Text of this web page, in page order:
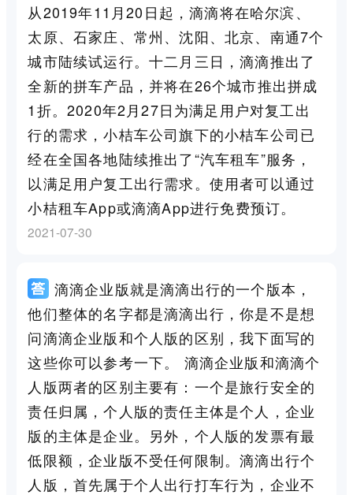
从2019年11月20日起，滴滴将在哈尔滨、
太原、石家庄、常州、沈阳、北京、南通7个
城市陆续试运行。十二月三日，滴滴推出了
全新的拼车产品，并将在26个城市推出拼成
1折。2020年2月27日为满足用户对复工出
行的需求，小桔车公司旗下的小桔车公司已
经在全国各地陆续推出了“汽车租车”服务，
以满足用户复工出行需求。使用者可以通过
小桔租车App或滴滴App进行免费预订。
2021-07-30
滴滴企业版就是滴滴出行的一个版本，
他们整体的名字都是滴滴出行，你是不是想
问滴滴企业版和个人版的区别，我下面写的
这些你可以参考一下。 滴滴企业版和滴滴个
人版两者的区别主要有：一个是旅行安全的
责任归属，个人版的责任主体是个人，企业
版的主体是企业。另外，个人版的发票有最
低限额，企业版不受任何限制。滴滴出行个
人版，首先属于个人出行打车行为，企业不